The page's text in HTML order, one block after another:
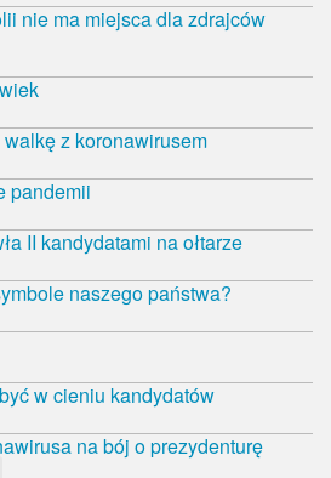
nie ma miejsca dla zdrajców
z koronawirusem
pandemii
II kandydatami na ołtarze
naszego państwa?
w cieniu kandydatów
na bój o prezydenturę